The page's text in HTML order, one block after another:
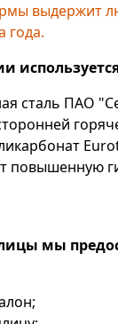
выдержит
года.
сталь ПАО
повышенную
мы